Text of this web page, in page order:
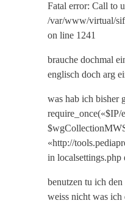
Fatal error: Call to
/var/www/virtual/
on line 1241
brauche dochmal
englisch doch arg
was hab ich bisher
«http://
in localsettings.php
benutzen tu ich
weiss nicht was